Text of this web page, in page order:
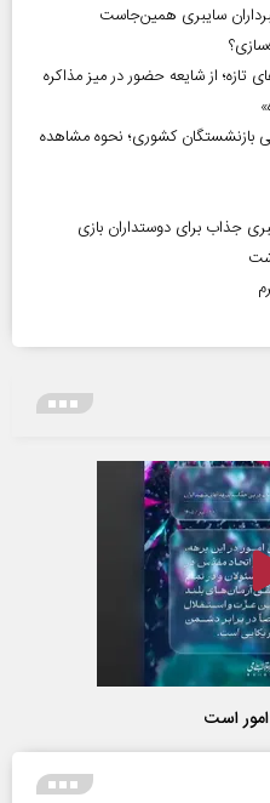
سایبری همین‌جاست
از شایعه حضور در میز مذاکره
۷۵ میلیون تومانی بازنشستگان کشوری؛ نحوه مشاهده
است